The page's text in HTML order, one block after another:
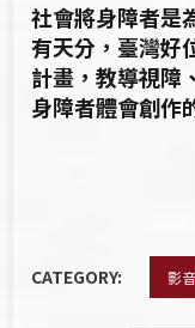
社會將身障者是
有天分，臺灣好
計畫，教導視障
身障者體會創作
CATEGORY: 影